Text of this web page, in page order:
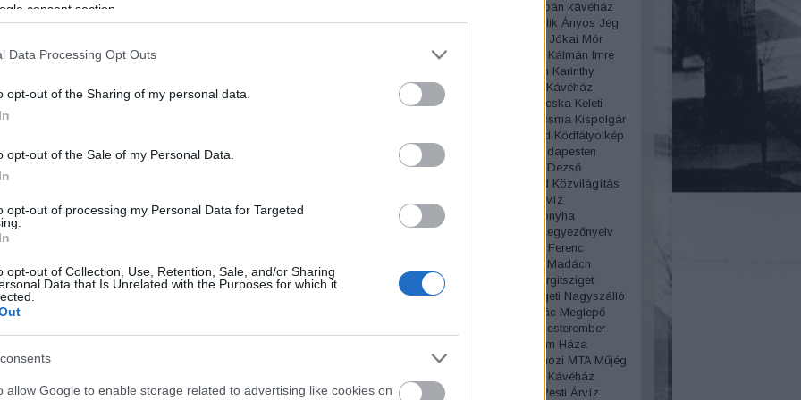
consent section.
Data Processing Opt Outs
opt-out of the Sharing of my personal data.
opt-out of the Sale of my Personal Data.
opt-out of processing my Personal Data for Targeted
opt-out of Collection, Use, Retention, Sale, and/or Sharing
Data that Is Unrelated with the Purposes for which it
allow Google to enable storage related to advertising like cookies on
igen szerény bevételekkel rendelkezik.
testület kiadhatna eseti engedélyeket néhány
Mivel azonban a testület még megvitatni sem
varieté alig pár hónap után csendben kimúlt.
meg, csupán néhány évre tetszhalott állapotba
– csendben várta, hogy eljöjjön az ideje. Pár év
hangzott fel német szó – újra életre kelt a
az európai hírnév felé...
Japán kávéház
Jászai Mari Játékok Jedlik Ányos Jég
Jókai Mór
Kabos Gyula
Kálmán Imre
Karády Katalin Karinthy
Karlsbad
Kávéház
kávéház Kéhli kékharisnya Kék Macska Keleti
kiskocsma Kispolgár
Kodály Körönd Ködfátyolkép
Kolbász
Kolera
Konstantinápoly Budapesten
Korcsolya Körút
Kosztolányi Dezső
Közvágóhíd Közvilágítás
Kvíz
labdarúgás
Laborfalvi Róza
Lacikonyha
Lakótelep Lánchíd
Legyezőnyelv
Liszt Ferenc
Madách
Színház
Mágnás
Margitsziget
Margitszigeti gyógyfürdő
Margitszigeti Nagyszálló
Martinovics Ignác Meglepő
Mesterember
Millenium Háza
Molnár Ferenc mozi MTA Műjég
Művész Kávéház
Nagypolgári
Nagytakarítás
Nagy Pesti Árvíz